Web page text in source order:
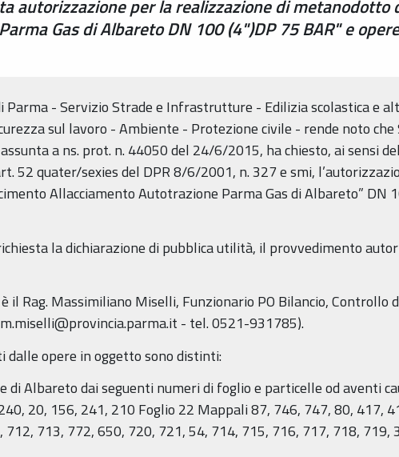
autorizzazione per la realizzazione di
Gas di Albareto DN 100 (4")DP 75 BAR" e
Parma - Servizio Strade e Infrastrutture - Edilizia scolastica e
sul lavoro - Ambiente - Protezione civile - rende noto che
a ns. prot. n. 44050 del 24/6/2015, ha chiesto, ai sensi
52 quater/sexies del DPR 8/6/2001, n. 327 e smi,
Allacciamento Autotrazione Parma Gas di Albareto” DN
la dichiarazione di pubblica utilità, il provvedimento
il Rag. Massimiliano Miselli, Funzionario PO Bilancio, Controllo
- tel. 0521-931785).
dalle opere in oggetto sono distinti:
di Albareto dai seguenti numeri di foglio e particelle od aventi
20, 156, 241, 210 Foglio 22 Mappali 87, 746, 747, 80, 417,
713, 772, 650, 720, 721, 54, 714, 715, 716, 717, 718, 719,